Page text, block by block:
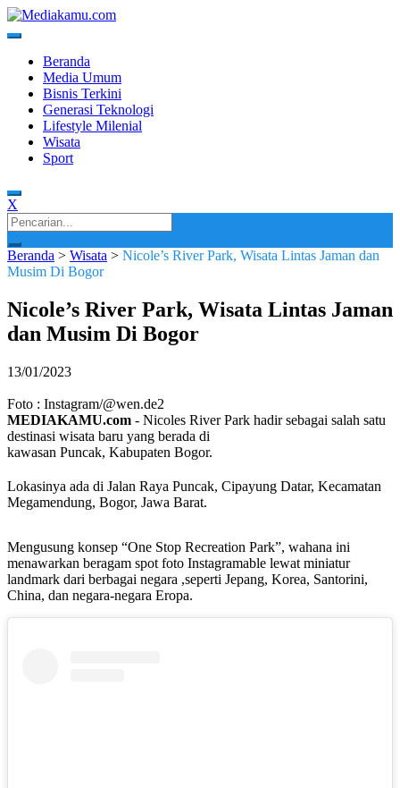
Skip
to
MEDIAKAMU.com
Media Terkini untuk Generasi Milenial!
Beranda
Media Umum
Bisnis Terkini
Generasi Teknologi
Lifestyle Milenial
Wisata
Sport
X
Search
for:
Beranda > Wisata > Nicole’s River Park, Wisata Lintas Jaman dan
Musim Di Bogor
Nicole’s River Park, Wisata Lintas Jaman
dan Musim Di Bogor
13/01/2023
Foto : Instagram/@wen.de2
MEDIAKAMU.com - Nicoles River Park hadir sebagai salah satu
destinasi wisata baru yang berada di
kawasan Puncak, Kabupaten Bogor.
Lokasinya ada di Jalan Raya Puncak, Cipayung Datar, Kecamatan
Megamendung, Bogor, Jawa Barat.
Mengusung konsep “One Stop Recreation Park”, wahana ini
menawarkan beragam spot foto Instagramable lewat miniatur
landmark dari berbagai negara ,seperti Jepang, Korea, Santorini,
China, dan negara-negara Eropa.